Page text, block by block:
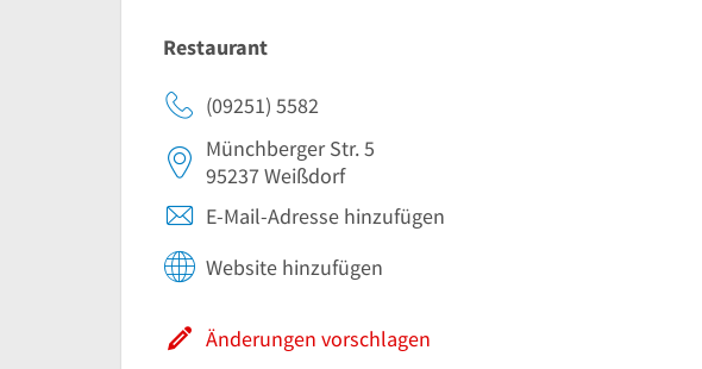
Restaurant
(09251) 5582
Münchberger Str. 5
95237 Weißdorf
E-Mail-Adresse hinzufügen
Website hinzufügen
Änderungen vorschlagen